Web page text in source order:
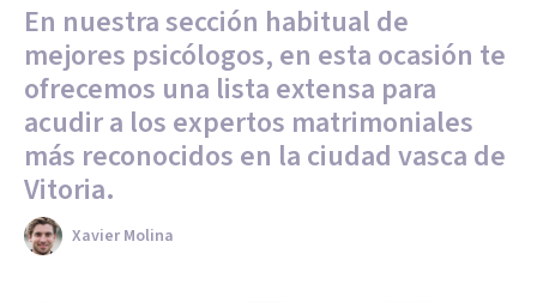
En nuestra sección habitual de
mejores psicólogos, en esta ocasión te
ofrecemos una lista extensa para
acudir a los expertos matrimoniales
más reconocidos en la ciudad vasca de
Vitoria.
Xavier Molina